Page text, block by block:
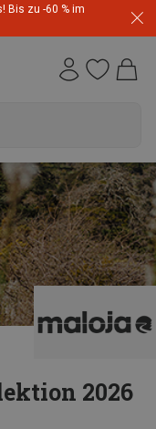
Bis zu -60 % im
2026